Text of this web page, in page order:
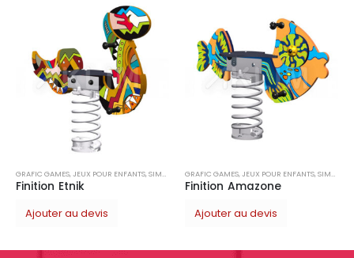
ENFANTS,SIMPLE GRAFIC GAMES,JEUX POUR ENFANTS,SIMPLE
Ajouter au devis
GRAFIC GAMES,
Finition Amazone